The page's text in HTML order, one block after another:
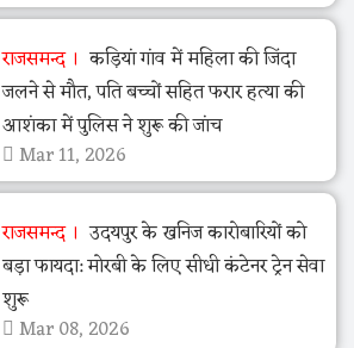
राजसमन्द
कड़ियां गांव में महिला की जिंदा
जलने से मौत, पति बच्चों सहित फरार हत्या की
आशंका में पुलिस ने शुरू की जांच
Mar 11, 2026
राजसमन्द
उदयपुर के खनिज कारोबारियों को
बड़ा फायदा: मोरबी के लिए सीधी कंटेनर ट्रेन सेवा
शुरू
Mar 08, 2026